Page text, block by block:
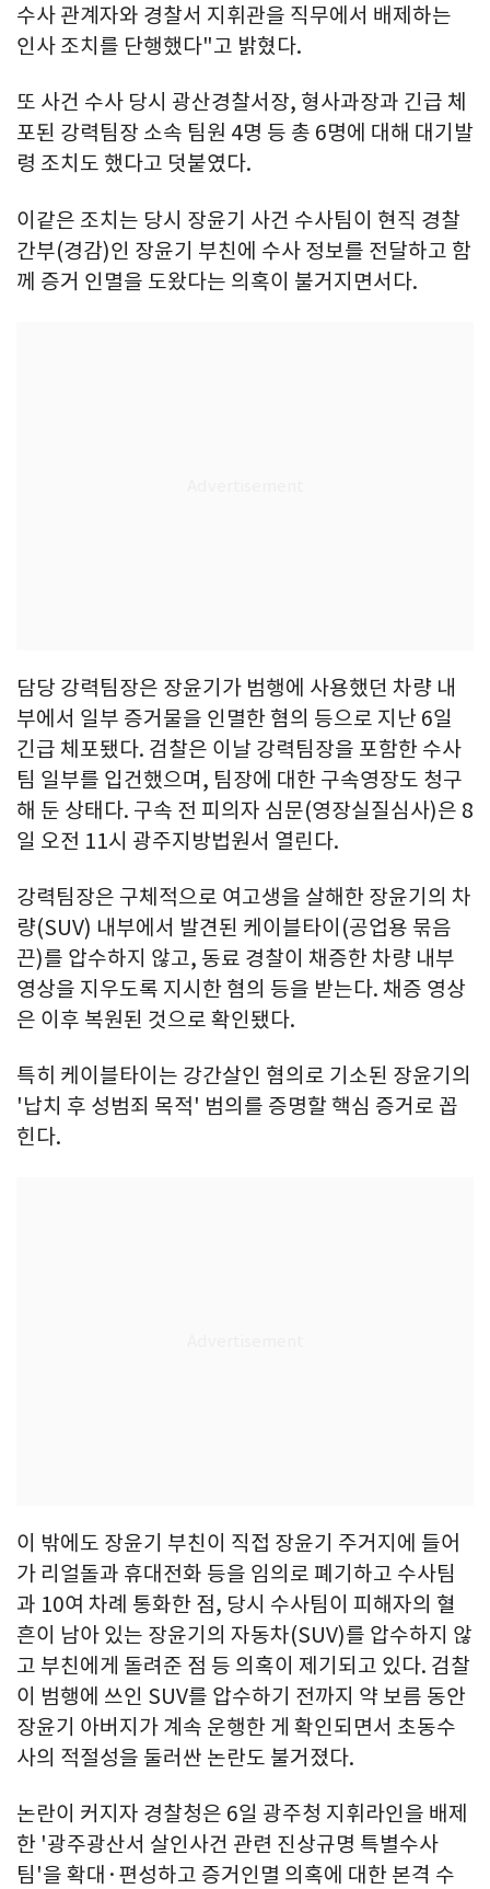
수사 관계자와 경찰서 지휘관을 직무에서 배제하는
인사 조치를 단행했다"고 밝혔다.
또 사건 수사 당시 광산경찰서장, 형사과장과 긴급 체
포된 강력팀장 소속 팀원 4명 등 총 6명에 대해 대기발
령 조치도 했다고 덧붙였다.
이같은 조치는 당시 장윤기 사건 수사팀이 현직 경찰
간부(경감)인 장윤기 부친에 수사 정보를 전달하고 함
께 증거 인멸을 도왔다는 의혹이 불거지면서다.
담당 강력팀장은 장윤기가 범행에 사용했던 차량 내
부에서 일부 증거물을 인멸한 혐의 등으로 지난 6일
긴급 체포됐다. 검찰은 이날 강력팀장을 포함한 수사
팀 일부를 입건했으며, 팀장에 대한 구속영장도 청구
해 둔 상태다. 구속 전 피의자 심문(영장실질심사)은 8
일 오전 11시 광주지방법원서 열린다.
강력팀장은 구체적으로 여고생을 살해한 장윤기의 차
량(SUV) 내부에서 발견된 케이블타이(공업용 묶음
끈)를 압수하지 않고, 동료 경찰이 채증한 차량 내부
영상을 지우도록 지시한 혐의 등을 받는다. 채증 영상
은 이후 복원된 것으로 확인됐다.
특히 케이블타이는 강간살인 혐의로 기소된 장윤기의
'납치 후 성범죄 목적' 범의를 증명할 핵심 증거로 꼽
힌다.
이 밖에도 장윤기 부친이 직접 장윤기 주거지에 들어
가 리얼돌과 휴대전화 등을 임의로 폐기하고 수사팀
과 10여 차례 통화한 점, 당시 수사팀이 피해자의 혈
흔이 남아 있는 장윤기의 자동차(SUV)를 압수하지 않
고 부친에게 돌려준 점 등 의혹이 제기되고 있다. 검찰
이 범행에 쓰인 SUV를 압수하기 전까지 약 보름 동안
장윤기 아버지가 계속 운행한 게 확인되면서 초동수
사의 적절성을 둘러싼 논란도 불거졌다.
논란이 커지자 경찰청은 6일 광주청 지휘라인을 배제
한 '광주광산서 살인사건 관련 진상규명 특별수사
팀'을 확대·편성하고 증거인멸 의혹에 대한 본격 수